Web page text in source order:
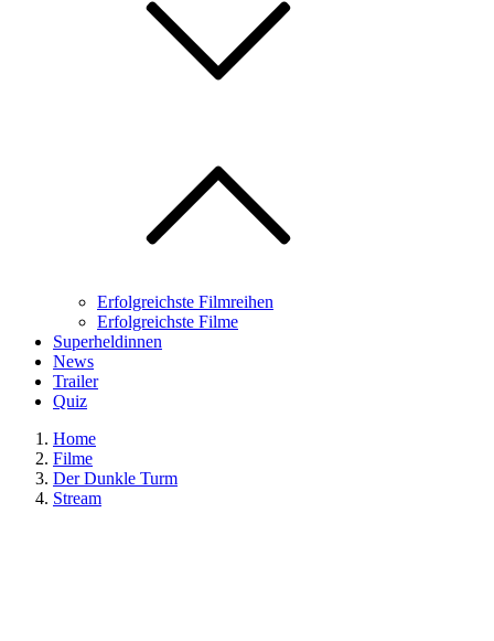
Erfolgreichste Filmreihen
Erfolgreichste Filme
Superheldinnen
News
Trailer
Quiz
Home
Filme
Der Dunkle Turm
Stream